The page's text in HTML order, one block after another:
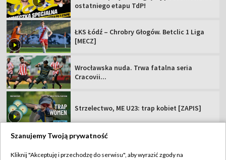
ostatniego etapu TdP!
ŁKS Łódź – Chrobry Głogów. Betclic 1 Liga
[MECZ]
Wrocławska nuda. Trwa fatalna seria
Cracovii...
Strzelectwo, ME U23: trap kobiet [ZAPIS]
Szanujemy Twoją prywatność
Kliknij "Akceptuję i przechodzę do serwisu", aby wyrazić zgody na